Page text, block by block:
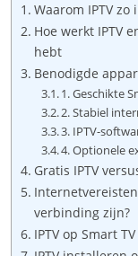
Waarom IPTV zo
Hoe werkt IPTV
hebt
Benodigde
1. Geschikte
2. Stabiel
3. IPTV-
4. Optionele
Gratis IPTV
verbinding zijn?
IPTV op Smart